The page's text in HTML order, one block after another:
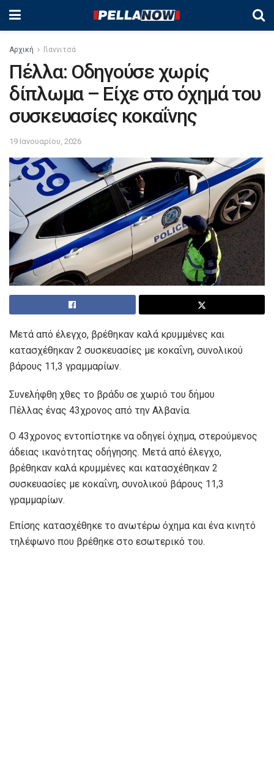
Αρχική Γιαννιτσά
Πέλλα: Οδηγούσε χωρίς
δίπλωμα – Είχε στο όχημά του
συσκευασίες κοκαΐνης
19 Ιανουαρίου, 2026
Μετά από έλεγχο, βρέθηκαν καλά κρυμμένες και
κατασχέθηκαν 2 συσκευασίες με κοκαΐνη, συνολικού
βάρους 11,3 γραμμαρίων.
Συνελήφθη χθες το βράδυ σε χωριό του δήμου
Πέλλας ένας 43χρονος από την Αλβανία.
Ο 43χρονος εντοπίστηκε να οδηγεί όχημα, στερούμενος
άδειας ικανότητας οδήγησης. Μετά από έλεγχο,
βρέθηκαν καλά κρυμμένες και κατασχέθηκαν 2
συσκευασίες με κοκαΐνη, συνολικού βάρους 11,3
γραμμαρίων.
Επίσης κατασχέθηκε το ανωτέρω όχημα και ένα κινητό
τηλέφωνο που βρέθηκε στο εσωτερικό του.